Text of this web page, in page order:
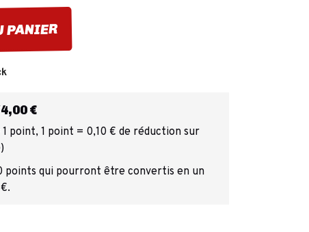
PANIER
€
1 point, 1 point = 0,10 € de réduction sur
points qui pourront être convertis en un